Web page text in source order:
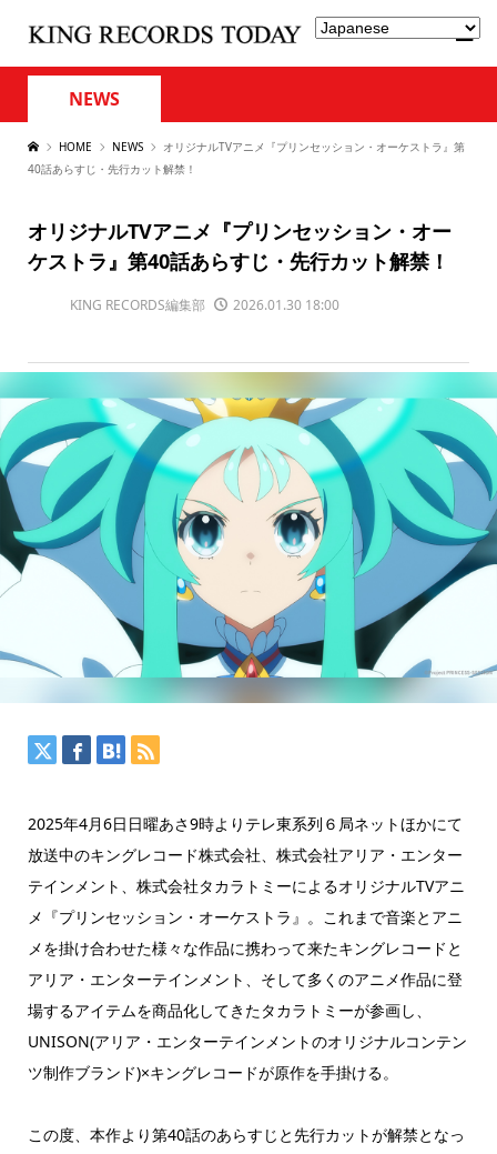
NEWS
HOME NEWS
オリジナルTVアニメ『プリンセッション・オーケストラ』第
40話あらすじ・先行カット解禁！
オリジナルTVアニメ『プリンセッション・オー
ケストラ』第40話あらすじ・先行カット解禁！
KING RECORDS編集部 2026.01.30 18:00
2025年4月6日日曜あさ9時よりテレ東系列６局ネットほかにて
放送中のキングレコード株式会社、株式会社アリア・エンター
テインメント、株式会社タカラトミーによるオリジナルTVアニ
メ『プリンセッション・オーケストラ』。これまで音楽とアニ
メを掛け合わせた様々な作品に携わって来たキングレコードと
アリア・エンターテインメント、そして多くのアニメ作品に登
場するアイテムを商品化してきたタカラトミーが参画し、
UNISON(アリア・エンターテインメントのオリジナルコンテン
ツ制作ブランド)×キングレコードが原作を手掛ける。
この度、本作より第40話のあらすじと先行カットが解禁となっ